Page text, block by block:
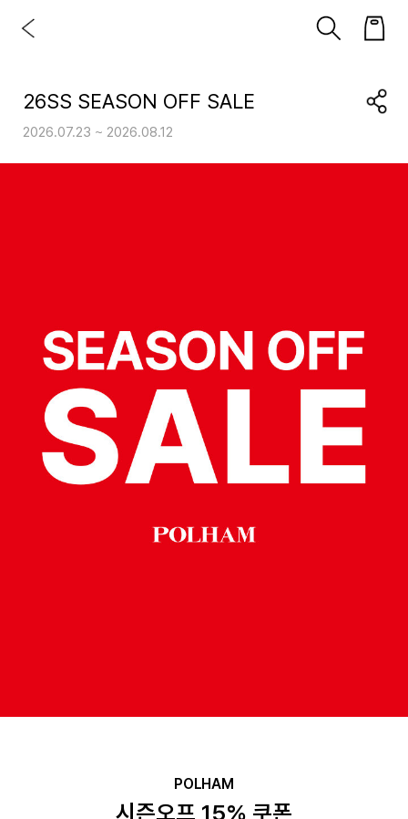
26SS SEASON OFF SALE
2026.07.23 ~ 2026.08.12
POLHAM
시즌오프 15% 쿠폰